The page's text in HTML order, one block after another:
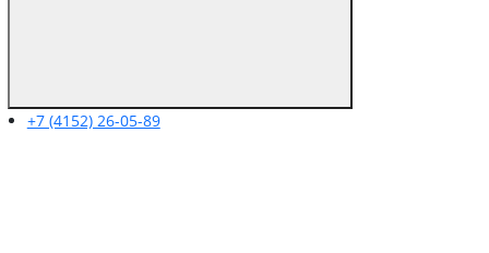
+7 (4152) 26-05-89